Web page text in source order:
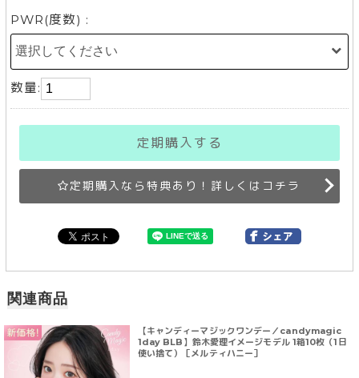
PWR(度数) :
数量:
定期購入する
定期購入なら特典あり！詳しくはコチラ
関連商品
【キャンディーマジックワンデー／candymagic
1day BLB】鈴木愛理イメージモデル 1箱10枚（1日
使い捨て）［メルティハニー］